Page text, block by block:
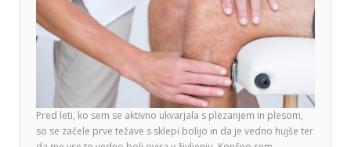
Pred leti, ko sem se aktivno ukvarjala s plezanjem in plesom,
so se začele prve težave s sklepi bolijo in da je vedno hujše ter